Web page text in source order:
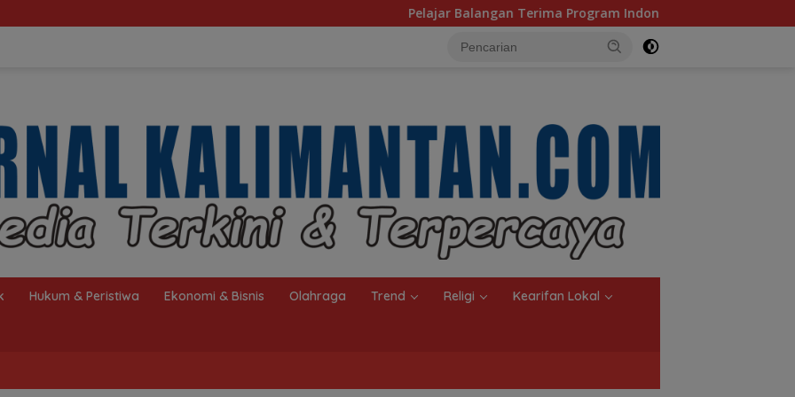
Pelajar Balangan Terima Program Indonesia Pintar, Rifqinizamy Apresiasi Komitmen
Hukum & Peristiwa Ekonomi & Bisnis Olahraga Trend Religi Kearifan Lokal